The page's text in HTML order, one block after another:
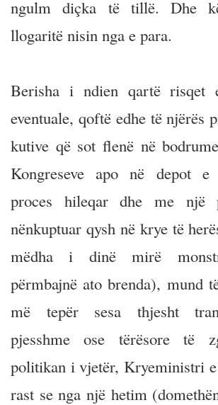
ngulm diçka të tillë. Dhe
llogaritë nisin nga e para.
Berisha i ndien qartë risqet
eventuale, qoftë edhe të njërës
kutive që sot flenë në
Kongreseve apo në depot
proces hileqar dhe me një
nënkuptuar qysh në krye të
mëdha i dinë mirë
përmbajnë ato brenda), mund
më tepër sesa thjesht
pjesshme ose tërësore të
politikan i vjetër, Kryeministri e
rast se nga një hetim